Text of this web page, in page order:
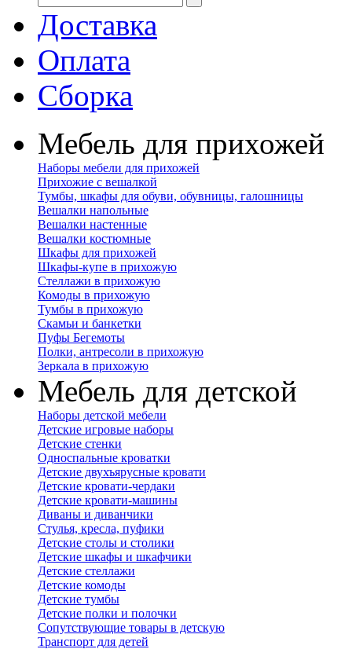
Доставка
Оплата
Сборка
Мебель для прихожей
Наборы мебели для прихожей
Прихожие с вешалкой
Тумбы, шкафы для обуви, обувницы, галошницы
Вешалки напольные
Вешалки настенные
Вешалки костюмные
Шкафы для прихожей
Шкафы-купе в прихожую
Стеллажи в прихожую
Комоды в прихожую
Тумбы в прихожую
Скамьи и банкетки
Пуфы Бегемоты
Полки, антресоли в прихожую
Зеркала в прихожую
Мебель для детской
Наборы детской мебели
Детские игровые наборы
Детские стенки
Односпальные кроватки
Детские двухъярусные кровати
Детские кровати-чердаки
Детские кровати-машины
Диваны и диванчики
Стулья, кресла, пуфики
Детские столы и столики
Детские шкафы и шкафчики
Детские стеллажи
Детские комоды
Детские тумбы
Детские полки и полочки
Сопутствующие товары в детскую
Транспорт для детей